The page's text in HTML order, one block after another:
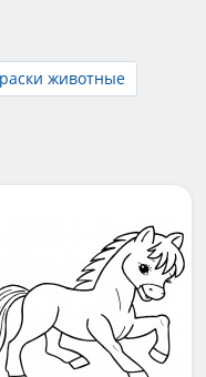
животные